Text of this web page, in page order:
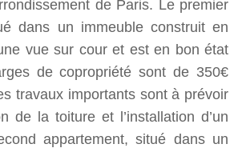
de Paris. Le premier
dans un immeuble construit en
vue sur cour et est en bon état
de copropriété sont de 350€
travaux importants sont à prévoir
de la toiture et l’installation d’un
appartement, situé dans un